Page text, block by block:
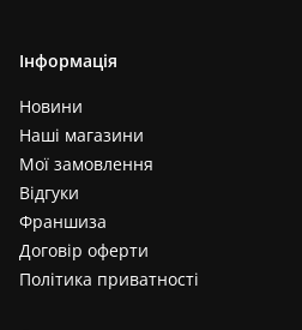
Інформація
Новини
Наші магазини
Мої замовлення
Відгуки
Франшиза
Договір оферти
Політика приватності